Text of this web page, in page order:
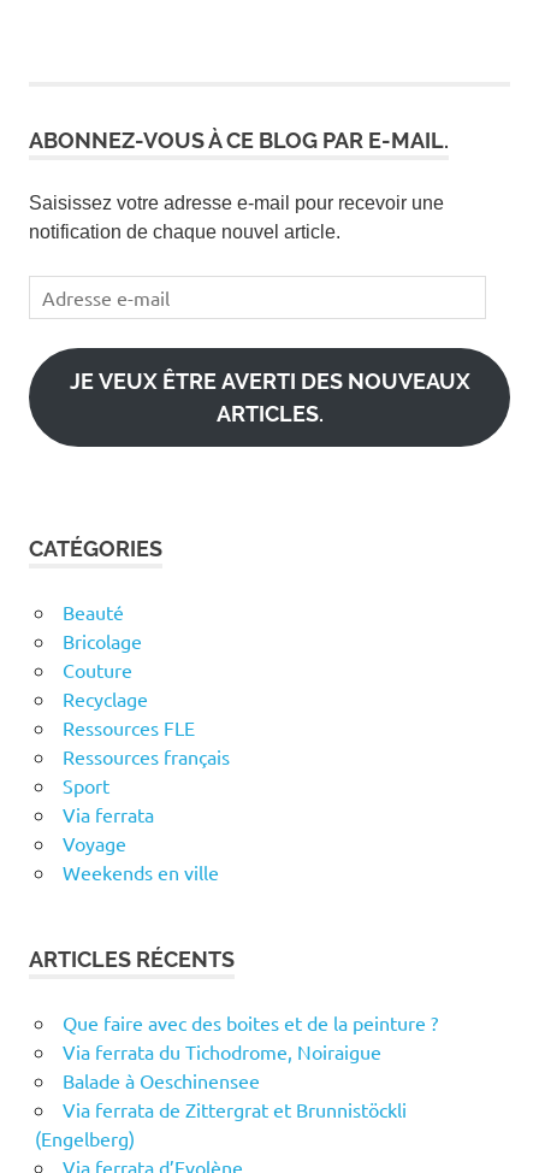
ABONNEZ-VOUS À CE BLOG PAR E-MAIL.
Saisissez votre adresse e-mail pour recevoir une
notification de chaque nouvel article.
Adresse
e-
mail
JE VEUX ÊTRE AVERTI DES NOUVEAUX
ARTICLES.
CATÉGORIES
Beauté
Bricolage
Couture
Recyclage
Ressources FLE
Ressources français
Sport
Via ferrata
Voyage
Weekends en ville
ARTICLES RÉCENTS
Que faire avec des boites et de la peinture ?
Via ferrata du Tichodrome, Noiraigue
Balade à Oeschinensee
Via ferrata de Zittergrat et Brunnistöckli
(Engelberg)
Via ferrata d’Evolène